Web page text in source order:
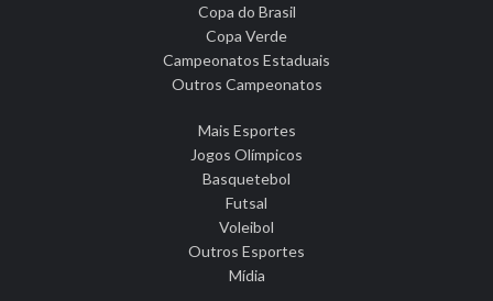
Copa do Brasil
Copa Verde
Campeonatos Estaduais
Outros Campeonatos
Mais Esportes
Jogos Olímpicos
Basquetebol
Futsal
Voleibol
Outros Esportes
Mídia